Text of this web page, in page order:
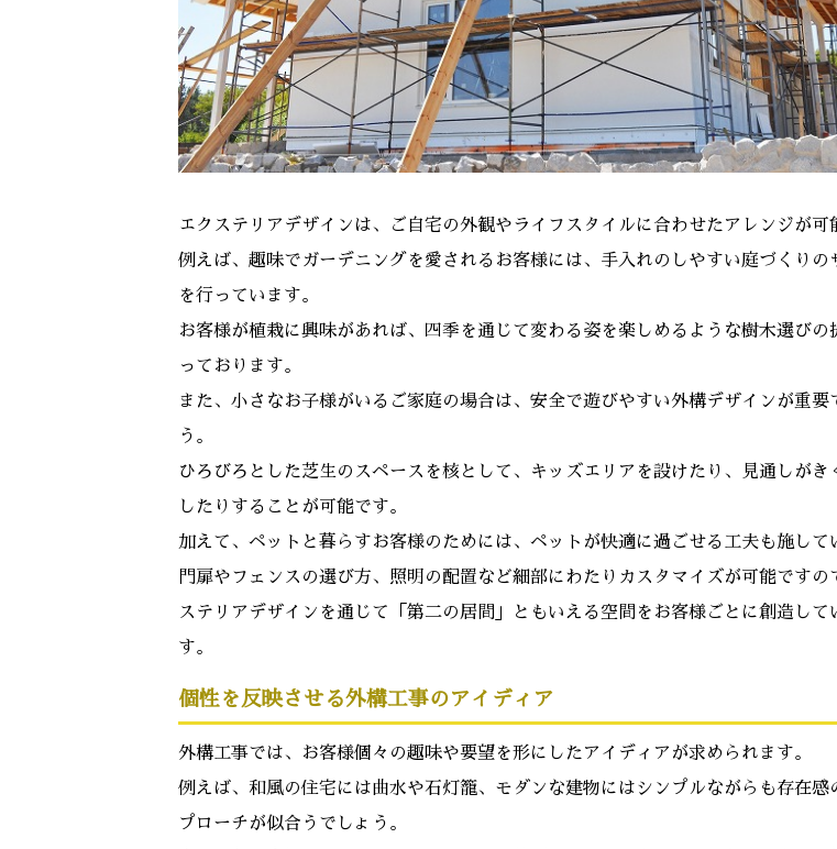
エクステリアデザインは、ご自宅の外観やライフスタイルに合わせたアレンジが可
例えば、趣味でガーデニングを愛されるお客様には、手入れのしやすい庭づくりの
を行っています。
お客様が植栽に興味があれば、四季を通じて変わる姿を楽しめるような樹木選びの
っております。
また、小さなお子様がいるご家庭の場合は、安全で遊びやすい外構デザインが重要
う。
ひろびろとした芝生のスペースを核として、キッズエリアを設けたり、見通しがき
したりすることが可能です。
加えて、ペットと暮らすお客様のためには、ペットが快適に過ごせる工夫も施して
門扉やフェンスの選び方、照明の配置など細部にわたりカスタマイズが可能ですの
ステリアデザインを通じて「第二の居間」ともいえる空間をお客様ごとに創造して
す。
個性を反映させる外構工事のアイディア
外構工事では、お客様個々の趣味や要望を形にしたアイディアが求められます。
例えば、和風の住宅には曲水や石灯籠、モダンな建物にはシンプルながらも存在感
プローチが似合うでしょう。